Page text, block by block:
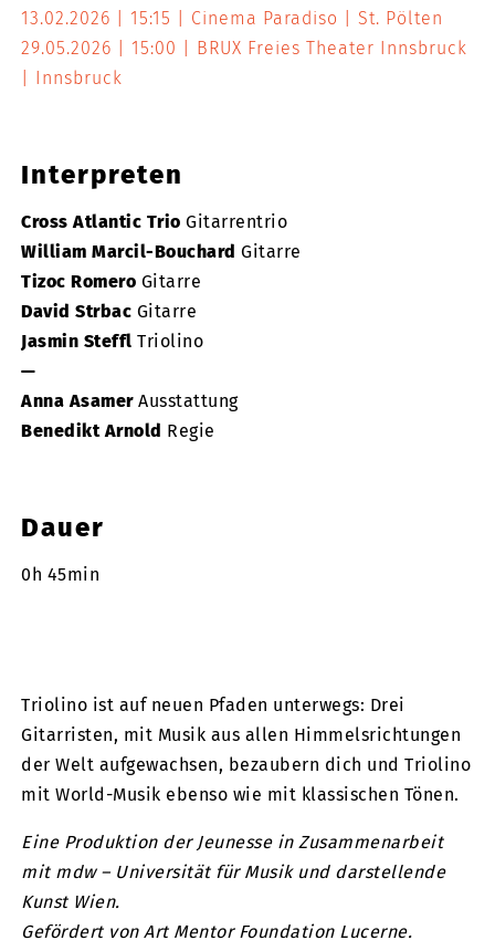
13.02.2026
15:15 Cinema Paradiso
St. Pölten
29.05.2026
15:00
BRUX Freies Theater Innsbruck
Innsbruck
Interpreten
Cross Atlantic Trio Gitarrentrio
William Marcil-Bouchard Gitarre
Tizoc Romero Gitarre
David Strbac Gitarre
Jasmin Steffl Triolino
—
Anna AsamerAusstattung
Benedikt Arnold Regie
Dauer
0h 45min
Triolino ist auf neuen Pfaden unterwegs: Drei
Gitarristen, mit Musik aus allen Himmelsrichtungen
der Welt aufgewachsen, bezaubern dich und Triolino
mit World-Musik ebenso wie mit klassischen Tönen.
Eine Produktion der Jeunesse in Zusammenarbeit
mit mdw – Universität für Musik und darstellende
Kunst Wien.
Gefördert von Art Mentor Foundation Lucerne.